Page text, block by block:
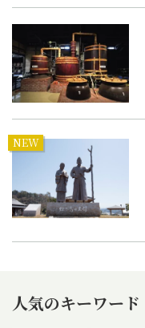
NEW
人気のキーワード